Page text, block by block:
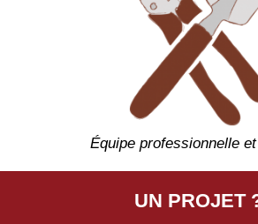
Équipe professionnelle
UN PROJET